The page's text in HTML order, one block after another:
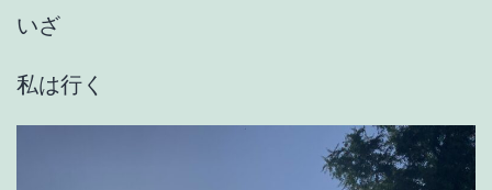
いざ
私は行く